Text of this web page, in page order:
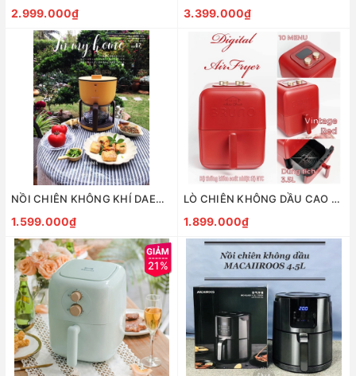
2.999.000₫ 3.399.000₫
NỒI CHIÊN KHÔNG KHÍ DAEWOO K5
1.599.000₫
LÒ CHIÊN KHÔNG DẦU CAO CẤP BRUNO AIRFRYER
1.899.000₫
21%